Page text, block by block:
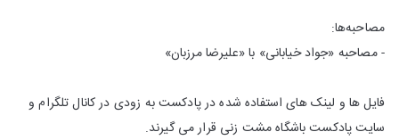
مصاحبه‌ها:
- مصاحبه «جواد خیابانی» با «علیرضا مرزبان»
فایل ها و لینک های استفاده شده در پادکست به زودی در کانال تلگرام و
سایت پادکست باشگاه مشت زنی قرار می گیرند.